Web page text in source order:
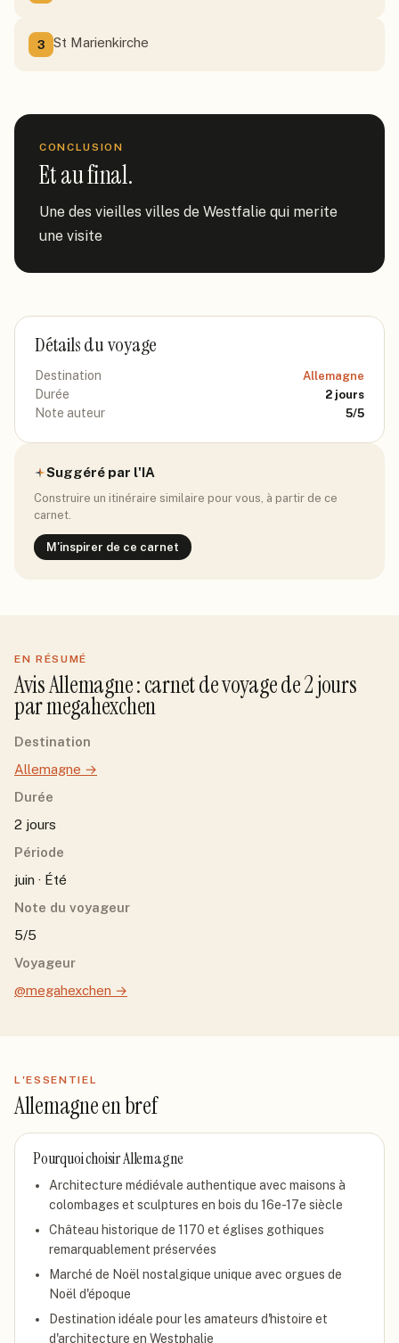
3 St Marienkirche
CONCLUSION
Et au final.
Une des vieilles villes de Westfalie qui merite
une visite
Détails du voyage
Destination Allemagne
Durée 2 jours
Note auteur 5/5
Suggéré par l'IA
Construire un itinéraire similaire pour vous, à partir de ce
carnet.
M'inspirer de ce carnet
EN RÉSUMÉ
AvisAllemagne: carnet de voyage de2jours
parmegahexchen
Destination
Allemagne →
Durée
2 jours
Période
juin · Été
Note du voyageur
5/5
Voyageur
@megahexchen →
L'ESSENTIEL
Allemagneen bref
Pourquoi choisirAllemagne
Architecture médiévale authentique avec maisons à
colombages et sculptures en bois du 16e-17e siècle
Château historique de 1170 et églises gothiques
remarquablement préservées
Marché de Noël nostalgique unique avec orgues de
Noël d'époque
Destination idéale pour les amateurs d'histoire et
d'architecture en Westphalie